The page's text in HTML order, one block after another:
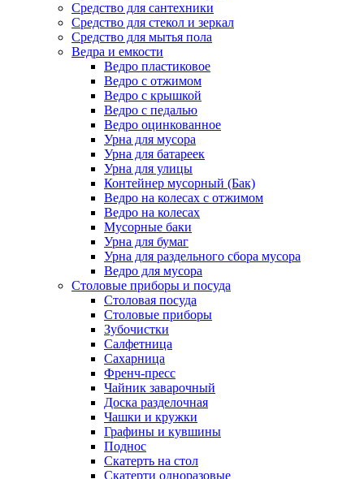
Средство для сантехники
Средство для стекол и зеркал
Средство для мытья пола
Ведра и емкости
Ведро пластиковое
Ведро с отжимом
Ведро с крышкой
Ведро с педалью
Ведро оцинкованное
Урна для мусора
Урна для батареек
Урна для улицы
Контейнер мусорный (Бак)
Ведро на колесах с отжимом
Ведро на колесах
Мусорные баки
Урна для бумаг
Урна для раздельного сбора мусора
Ведро для мусора
Столовые приборы и посуда
Столовая посуда
Столовые приборы
Зубочистки
Салфетница
Сахарница
Френч-пресс
Чайник заварочный
Доска разделочная
Чашки и кружки
Графины и кувшины
Поднос
Скатерть на стол
Скатерти одноразовые